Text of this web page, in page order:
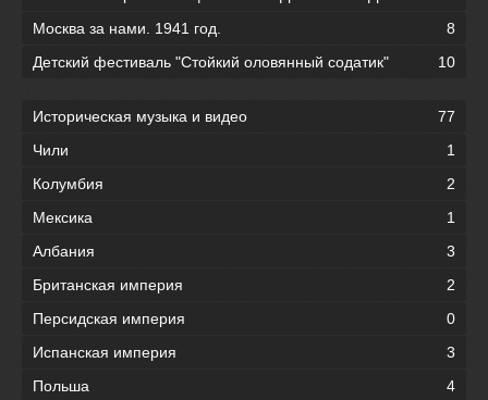
Москва за нами. 1941 год.
8
Детский фестиваль "Стойкий оловянный содатик"
10
Историческая музыка и видео
77
Чили
1
Колумбия
2
Мексика
1
Албания
3
Британская империя
2
Персидская империя
0
Испанская империя
3
Польша
4